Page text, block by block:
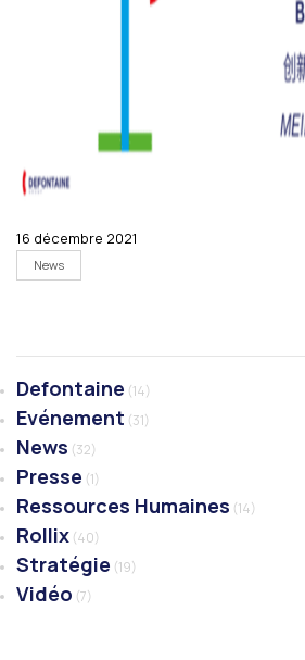
16 décembre 2021
News
Defontaine (14)
Evénement (31)
News (32)
Presse (1)
Ressources Humaines (14)
Rollix (40)
Stratégie (19)
Vidéo (7)